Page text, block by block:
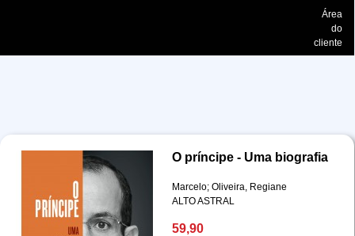
Área
do
cliente
O príncipe - Uma biografia
Marcelo; Oliveira, Regiane
ALTO ASTRAL
59,90